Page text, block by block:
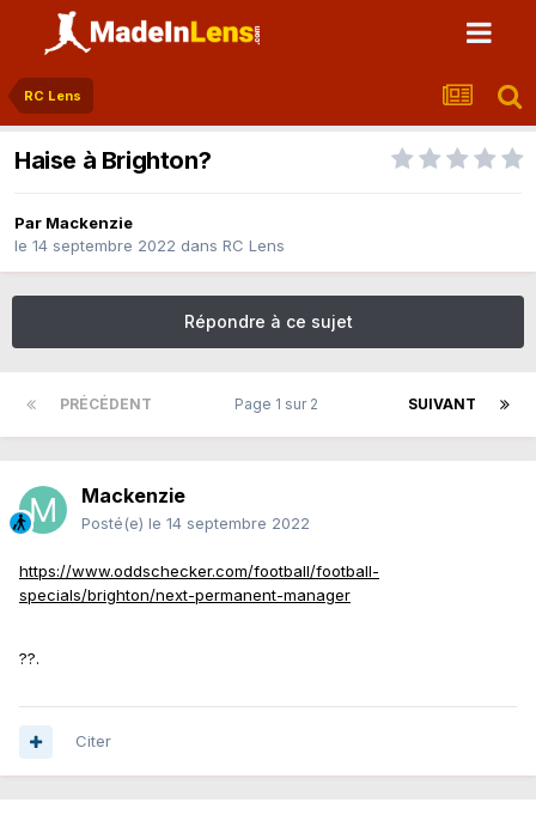
RC Lens
Haise à Brighton?
Par Mackenzie
le 14 septembre 2022 dans RC Lens
Répondre à ce sujet
PRÉCÉDENT SUIVANT
Page 1 sur 2
Mackenzie
Posté(e) le 14 septembre 2022
https://www.oddschecker.com/football/football-
specials/brighton/next-permanent-manager
??.
Citer